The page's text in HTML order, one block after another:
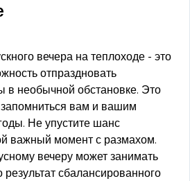
вечера на теплоходе - это
отпраздновать
в необычной обстановке. Это
вам и вашим
Не упустите шанс
важный момент с размахом.
вечеру может занимать
сбалансированного